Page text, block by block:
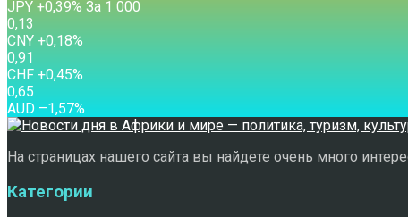
JPY +0,39% За 1 000
0,13
CNY +0,18%
0,91
CHF +0,45%
0,65
AUD –1,57%
На страницах нашего сайта вы найдете очень много
Категории